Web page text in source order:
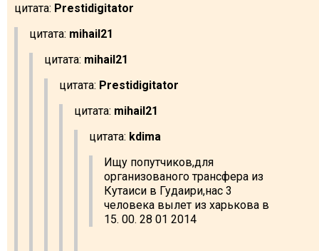
цитата: Prestidigitator
цитата: mihail21
цитата: mihail21
цитата: Prestidigitator
цитата: mihail21
цитата: kdima
Ищу попутчиков,для
организованого трансфера из
Кутаиси в Гудаири,нас 3
человека вылет из харькова в
15. 00. 28 01 2014